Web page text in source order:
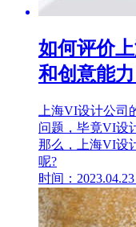
如何评价
和创意能力
上海VI设计公
问题，毕竟VI设
那么，上海VI设
呢?
时间：